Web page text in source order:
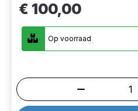
€ 100,00
Op voorraad